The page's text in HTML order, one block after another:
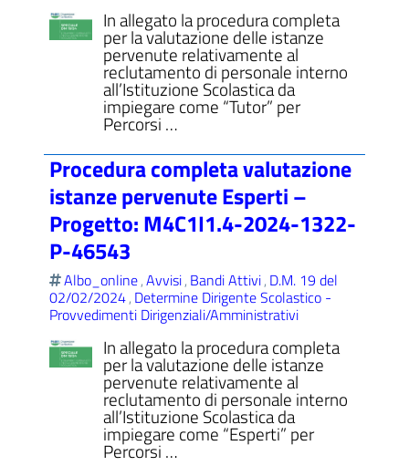
In allegato la procedura completa
per la valutazione delle istanze
pervenute relativamente al
reclutamento di personale interno
all’Istituzione Scolastica da
impiegare come “Tutor” per
Percorsi …
Procedura completa valutazione
istanze pervenute Esperti –
Progetto: M4C1I1.4-2024-1322-
P-46543
Albo_online,Avvisi, Bandi Attivi, D.M. 19 del
02/02/2024, Determine Dirigente Scolastico -
Provvedimenti Dirigenziali/Amministrativi
In allegato la procedura completa
per la valutazione delle istanze
pervenute relativamente al
reclutamento di personale interno
all’Istituzione Scolastica da
impiegare come “Esperti” per
Percorsi …